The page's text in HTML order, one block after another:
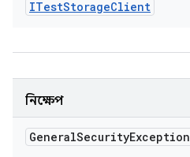
ITestStorageClient
নিক্ষেপ
GeneralSecurityException